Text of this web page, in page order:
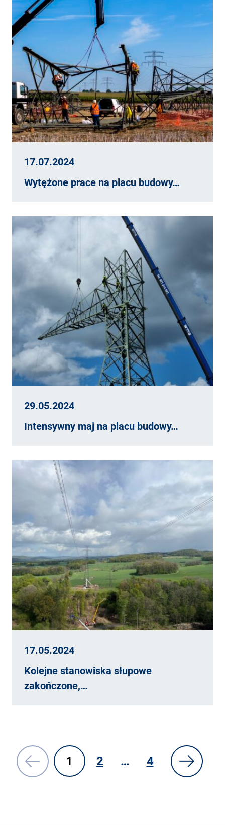
17.07.2024
Wytężone prace na placu budowy…
29.05.2024
Intensywny maj na placu budowy…
17.05.2024
Kolejne stanowiska słupowe
zakończone,…
1 2 … 4